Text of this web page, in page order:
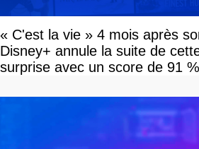
« C'est la vie » 4 mois après
Disney+ annule la suite de
surprise avec un score de 91 %